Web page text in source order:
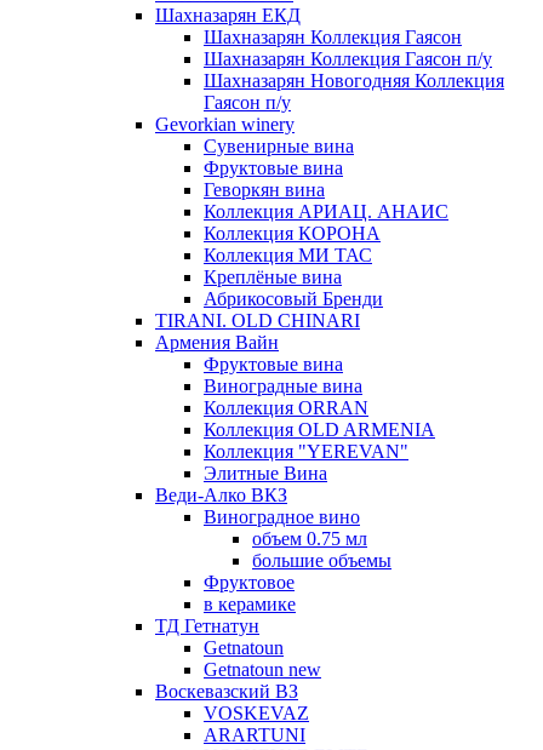
Шахназарян ЕКД
Шахназарян Коллекция Гаясон
Шахназарян Коллекция Гаясон п/у
Шахназарян Новогодняя Коллекция
Гаясон п/у
Gevorkian winery
Сувенирные вина
Фруктовые вина
Геворкян вина
Коллекция АРИАЦ. АНАИС
Коллекция КОРОНА
Коллекция МИ ТАС
Креплёные вина
Абрикосовый Бренди
TIRANI. OLD CHINARI
Армения Вайн
Фруктовые вина
Виноградные вина
Коллекция ORRAN
Коллекция OLD ARMENIA
Коллекция "YEREVAN"
Элитные Вина
Веди-Алко ВКЗ
Виноградное вино
объем 0.75 мл
большие объемы
Фруктовое
в керамике
ТД Гетнатун
Getnatoun
Getnatoun new
Воскевазский ВЗ
VOSKEVAZ
ARARTUNI